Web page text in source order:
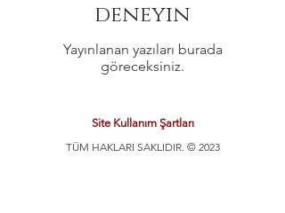
deneyin
Yayınlanan yazıları burada
göreceksiniz.
Site Kullanım Şartları
TÜM HAKLARI SAKLIDIR. © 2023